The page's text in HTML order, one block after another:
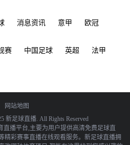
消息资讯 意甲 欧冠
赛 中国足球 英超 法甲
网站地图
新足球直播. All Rights Reserved
直播平台,主要为用户提供高清免费足球直
精彩赛事直播在线观看服务。新足球直播拥